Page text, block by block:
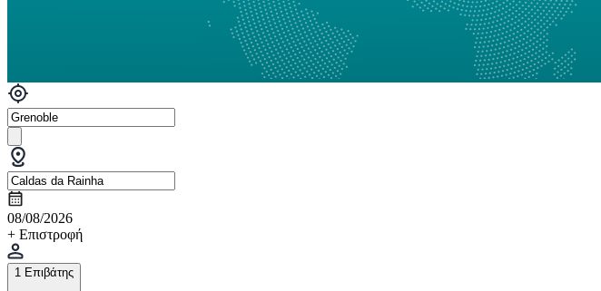
08/08/2026
+ Επιστροφή
1 Επιβάτης